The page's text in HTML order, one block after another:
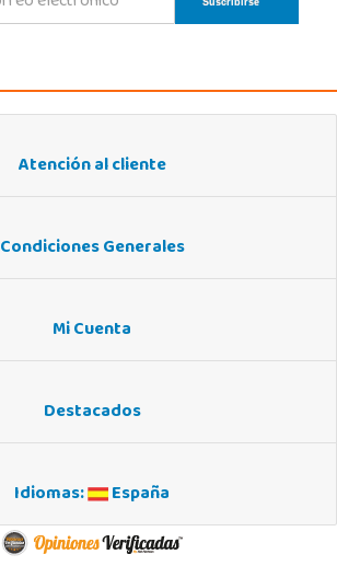
Atención al cliente
Condiciones Generales
Mi Cuenta
Destacados
Idiomas: España